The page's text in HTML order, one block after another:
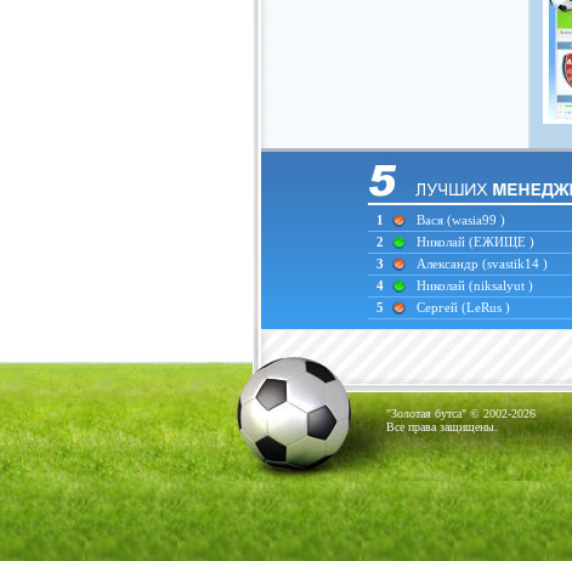
1 Вася (wasia99 )
2
Николай (ЕЖИЩЕ )
3
Александр (svastik14 )
4
Николай (niksalyut )
5
Сергей (LeRus )
"Золотая бутса" © 2002-2026
Все права защищены.